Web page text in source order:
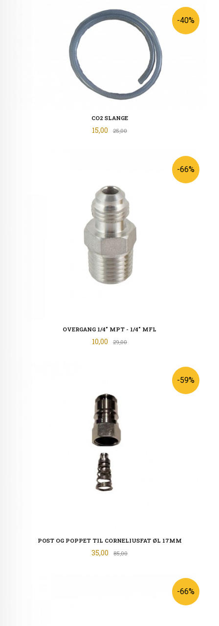
CO2 SLANGE
Tilbud
15,00 25,00Rabatt
-40%
OVERGANG 1/4" MPT - 1/4" MFL
Tilbud
10,00 29,00Rabatt
-66%
POST OG POPPET TIL CORNELIUSFAT ØL 17MM
Tilbud
35,00 85,00Rabatt
-59%
-66%